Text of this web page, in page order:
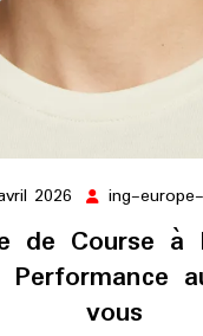
2026 24
avril
2026
ing-
de Course à
vous